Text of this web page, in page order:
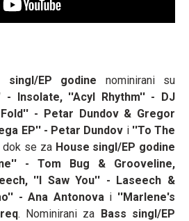
singl/EP godine nominirani su
- Insolate, ''Acyl Rhythm'' - DJ
- Petar Dundov & Gregor
EP'' - Petar Dundov i ''To The
dok se za House singl/EP godine
- Tom Bug & Grooveline,
''I Saw You'' - Laseech &
- Ana Antonova i ''Marlene's
. Nominirani za Bass singl/EP